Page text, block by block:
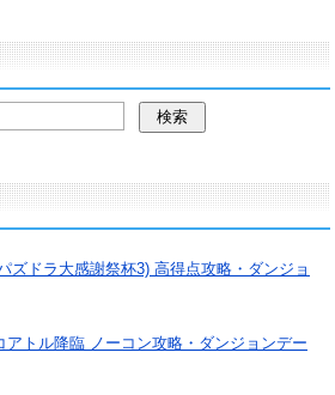
ズドラ大感謝祭杯3) 高得点攻略・ダンジョ
アトル降臨 ノーコン攻略・ダンジョンデー